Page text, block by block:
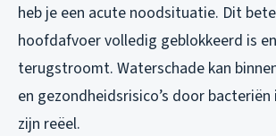
heb je een acute noodsituatie. Dit
hoofdafvoer volledig geblokkeerd is
terugstroomt. Waterschade kan
en gezondheidsrisico’s door
zijn reëel.